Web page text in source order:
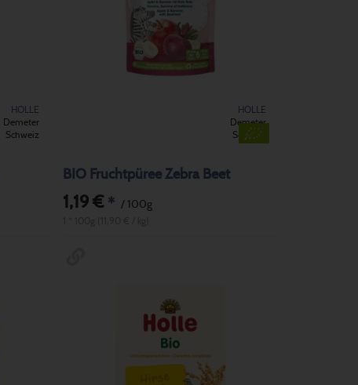
HOLLE
Demeter
Schweiz
HOLLE
Demeter
Schweiz
BIO Fruchtpüree Zebra Beet
1,19 € * / 100g